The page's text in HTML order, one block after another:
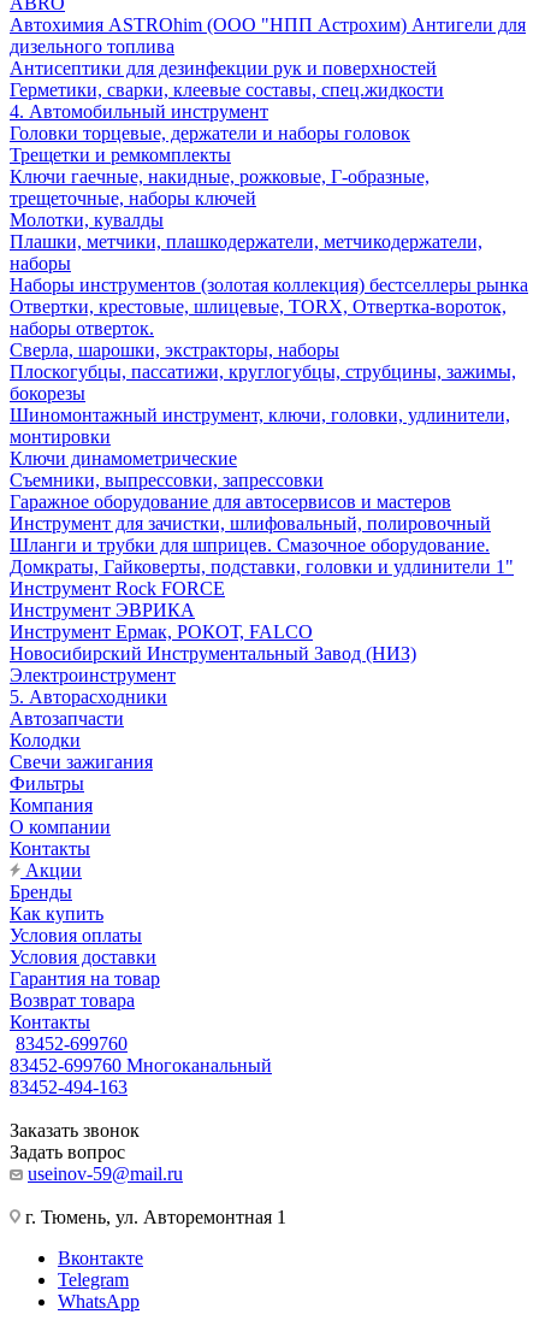
Автохимия ASTROhim (ООО "НПП Астрохим) Антигели для
дизельного топлива
Антисептики для дезинфекции рук и поверхностей
Герметики, сварки, клеевые составы, спец.жидкости
4. Автомобильный инструмент
Головки торцевые, держатели и наборы головок
Трещетки и ремкомплекты
Ключи гаечные, накидные, рожковые, Г-образные,
трещеточные, наборы ключей
Молотки, кувалды
Плашки, метчики, плашкодержатели, метчикодержатели,
наборы
Наборы инструментов (золотая коллекция) бестселлеры рынка
Отвертки, крестовые, шлицевые, TORX, Отвертка-вороток,
наборы отверток.
Сверла, шарошки, экстракторы, наборы
Плоскогубцы, пассатижи, круглогубцы, струбцины, зажимы,
бокорезы
Шиномонтажный инструмент, ключи, головки, удлинители,
монтировки
Ключи динамометрические
Съемники, выпрессовки, запрессовки
Гаражное оборудование для автосервисов и мастеров
Инструмент для зачистки, шлифовальный, полировочный
Шланги и трубки для шприцев. Смазочное оборудование.
Домкраты, Гайковерты, подставки, головки и удлинители 1"
Инструмент Rock FORCE
Инструмент ЭВРИКА
Инструмент Ермак, РОКОТ, FALCO
Новосибирский Инструментальный Завод (НИЗ)
Электроинструмент
5. Авторасходники
Автозапчасти
Колодки
Свечи зажигания
Фильтры
Компания
О компании
Контакты
Акции
Бренды
Как купить
Условия оплаты
Условия доставки
Гарантия на товар
Возврат товара
Контакты
83452-699760
83452-699760 Многоканальный
83452-494-163
Заказать звонок
Задать вопрос
useinov-59@mail.ru
г. Тюмень, ул. Авторемонтная 1
Вконтакте
Telegram
WhatsApp